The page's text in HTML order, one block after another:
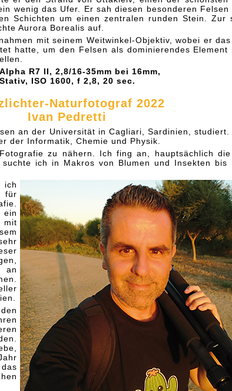
wenig das Ufer. Er sah diesen besonderen Felsen
Schichten um einen zentralen runden Stein. Zur
Aurora Borealis auf.
mit seinem Weitwinkel-Objektiv, wobei er
hatte, um den Felsen als dominierendes Element
R7 II, 2,8/16-35mm bei 16mm,
Stativ, ISO 1600, f 2,8, 20 sec.
Naturfotograf 2022
Ivan Pedretti
an der Universität in Cagliari, Sardinien, studiert.
der Informatik, Chemie und Physik.
zu nähern. Ich fing an, hauptsächlich
suchte ich in Makros von Blumen und Insekten bis
ich
für
mit
an